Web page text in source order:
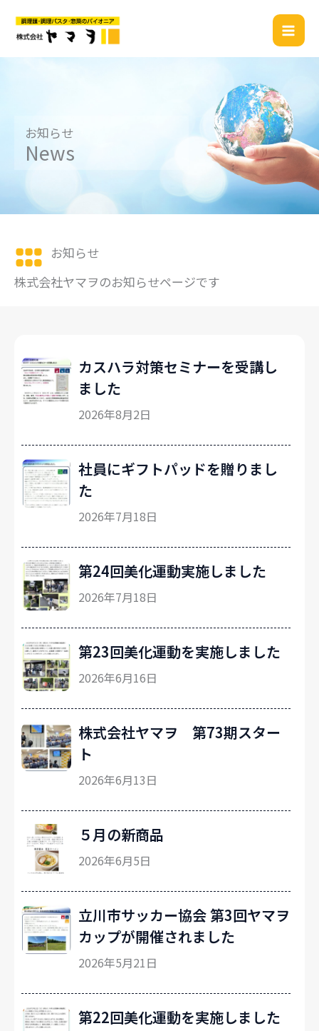
お知らせ
News
お知らせ
株式会社ヤマヲのお知らせページです
カスハラ対策セミナーを受講し
ました
2026年8月2日
社員にギフトパッドを贈りまし
た
2026年7月18日
第24回美化運動実施しました
2026年7月18日
第23回美化運動を実施しました
2026年6月16日
株式会社ヤマヲ 第73期スター
ト
2026年6月13日
５月の新商品
2026年6月5日
立川市サッカー協会 第3回ヤマヲ
カップが開催されました
2026年5月21日
第22回美化運動を実施しました